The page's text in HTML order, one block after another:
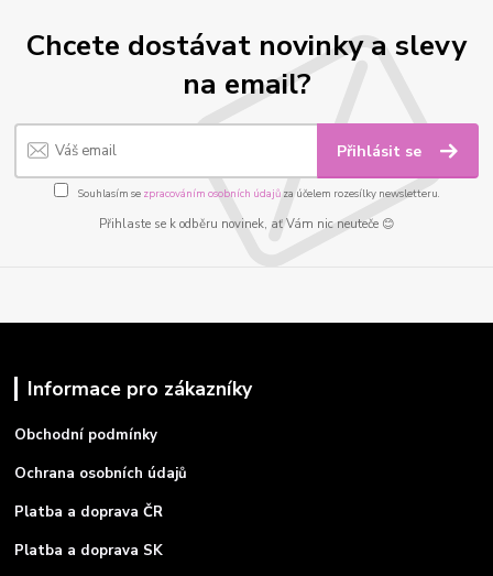
Chcete dostávat novinky a slevy
na email?
Přihlásit se
Souhlasím se zpracováním osobních údajůza účelem rozesílky newsletteru.
Přihlaste se k odběru novinek, ať Vám nic neuteče 😊
Informace pro zákazníky
Obchodní podmínky
Ochrana osobních údajů
Platba a doprava ČR
Platba a doprava SK